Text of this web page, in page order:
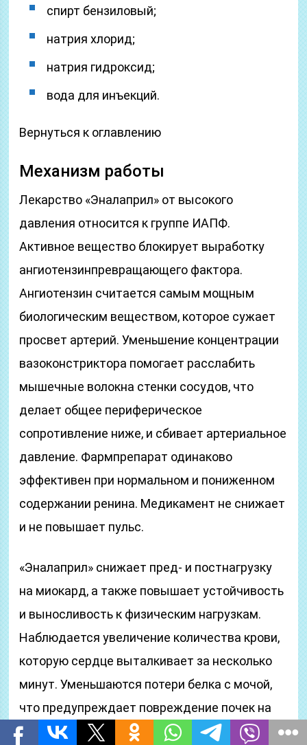
спирт бензиловый;
натрия хлорид;
натрия гидроксид;
вода для инъекций.
Вернуться к оглавлению
Механизм работы
Лекарство «Эналаприл» от высокого
давления относится к группе ИАПФ.
Активное вещество блокирует выработку
ангиотензинпревращающего фактора.
Ангиотензин считается самым мощным
биологическим веществом, которое сужает
просвет артерий. Уменьшение концентрации
вазоконстриктора помогает расслабить
мышечные волокна стенки сосудов, что
делает общее периферическое
сопротивление ниже, и сбивает артериальное
давление. Фармпрепарат одинаково
эффективен при нормальном и пониженном
содержании ренина. Медикамент не снижает
и не повышает пульс.
«Эналаприл» снижает пред- и постнагрузку
на миокард, а также повышает устойчивость
и выносливость к физическим нагрузкам.
Наблюдается увеличение количества крови,
которую сердце выталкивает за несколько
минут. Уменьшаются потери белка с мочой,
что предупреждает повреждение почек на
фоне гипертензии и улучшает прогноз для